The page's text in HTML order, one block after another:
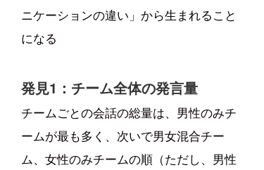
ニケーションの違い」から生まれること
になる
発見1：チーム全体の発言量
チームごとの会話の総量は、男性のみチ
ームが最も多く、次いで男女混合チー
ム、女性のみチームの順（ただし、男性